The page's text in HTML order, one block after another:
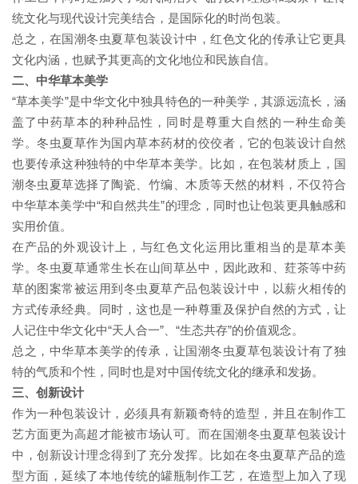
统文化与现代设计完美结合，是国际化的时尚包装。
总之，在国潮冬虫夏草包装设计中，红色文化的传承让它更具
文化内涵，也赋予其更高的文化地位和民族自信。
二、中华草本美学
“草本美学”是中华文化中独具特色的一种美学，其源远流长，涵
盖了中药草本的种种品性，同时是尊重大自然的一种生命美
学。冬虫夏草作为国内草本药材的佼佼者，它的包装设计自然
也要传承这种独特的中华草本美学。比如，在包装材质上，国
潮冬虫夏草选择了陶瓷、竹编、木质等天然的材料，不仅符合
中华草本美学中“和自然共生”的理念，同时也让包装更具触感和
实用价值。
在产品的外观设计上，与红色文化运用比重相当的是草本美
学。冬虫夏草通常生长在山间草丛中，因此政和、荭茶等中药
草的图案常被运用到冬虫夏草产品包装设计中，以薪火相传的
方式传承经典。同时，这也是一种尊重及保护自然的方式，让
人记住中华文化中“天人合一”、“生态共存”的价值观念。
总之，中华草本美学的传承，让国潮冬虫夏草包装设计有了独
特的气质和个性，同时也是对中国传统文化的继承和发扬。
三、创新设计
作为一种包装设计，必须具有新颖奇特的造型，并且在制作工
艺方面更为高超才能被市场认可。而在国潮冬虫夏草包装设计
中，创新设计理念得到了充分发挥。比如在冬虫夏草产品的造
型方面，延续了本地传统的罐瓶制作工艺，在造型上加入了现